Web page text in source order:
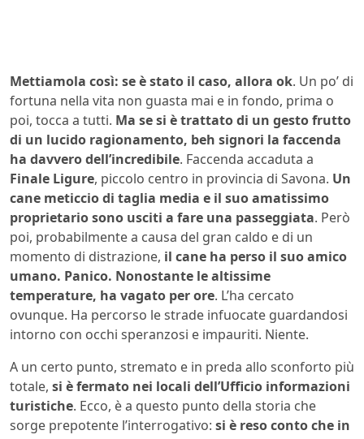
Mettiamola così: se è stato il caso, allora ok. Un po’ di
fortuna nella vita non guasta mai e in fondo, prima o
poi, tocca a tutti. Ma se si è trattato di un gesto frutto
di un lucido ragionamento, beh signori la faccenda
ha davvero dell’incredibile. Faccenda accaduta a
Finale Ligure, piccolo centro in provincia di Savona. Un
cane meticcio di taglia media e il suo amatissimo
proprietario sono usciti a fare una passeggiata. Però
poi, probabilmente a causa del gran caldo e di un
momento di distrazione, il cane ha perso il suo amico
umano. Panico. Nonostante le altissime
temperature, ha vagato per ore. L’ha cercato
ovunque. Ha percorso le strade infuocate guardandosi
intorno con occhi speranzosi e impauriti. Niente.
A un certo punto, stremato e in preda allo sconforto più
totale, si è fermato nei locali dell’Ufficio informazioni
turistiche. Ecco, è a questo punto della storia che
sorge prepotente l’interrogativo: si è reso conto che in